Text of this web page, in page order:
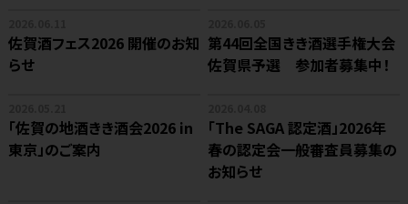
佐賀酒フェス2026 開催のお知
らせ
第44回全国きき酒選手権大会
佐賀県予選 参加者募集中！
「佐賀の地酒きき酒会2026 in
東京」のご案内
「The SAGA 認定酒」2026年
春の認定会一般審査員募集の
お知らせ